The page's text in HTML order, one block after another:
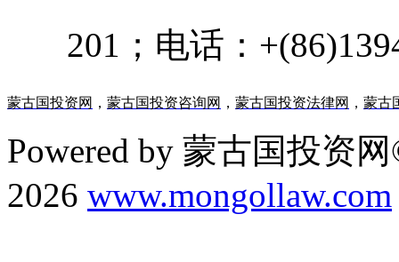
201；电话：
蒙古国投资网 ， 蒙古国投资咨询网 ， 蒙古国投资法律网 ， 蒙古
Powered by 蒙古国投资
2026 www.mongollaw.com